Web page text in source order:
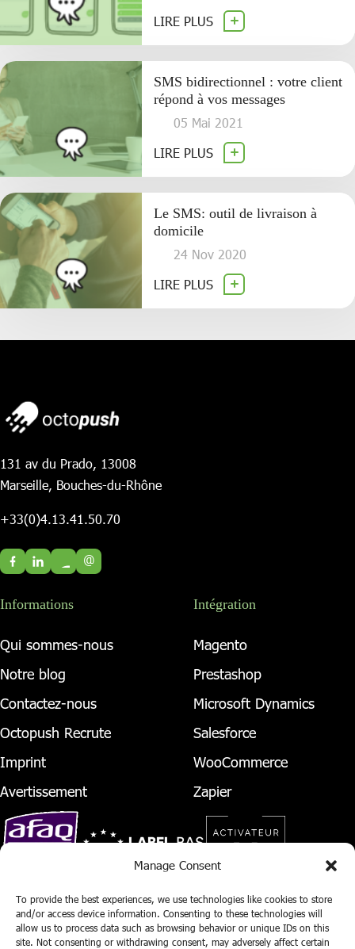
Manage Consent
To provide the best experiences, we use technologies like cookies to store
and/or access device information. Consenting to these technologies will
allow us to process data such as browsing behavior or unique IDs on this
site. Not consenting or withdrawing consent, may adversely affect certain
LIRE PLUS
SMS bidirectionnel : votre client
répond à vos messages
05 Mai 2021
LIRE PLUS
Le SMS: outil de livraison à
domicile
24 Nov 2020
LIRE PLUS
131 av du Prado, 13008
Marseille, Bouches-du-Rhône
+33(0)4.13.41.50.70
@
Informations
Qui sommes-nous
Notre blog
Contactez-nous
Octopush Recrute
Imprint
Avertissement
Intégration
Magento
Prestashop
Microsoft Dynamics
Salesforce
WooCommerce
Zapier